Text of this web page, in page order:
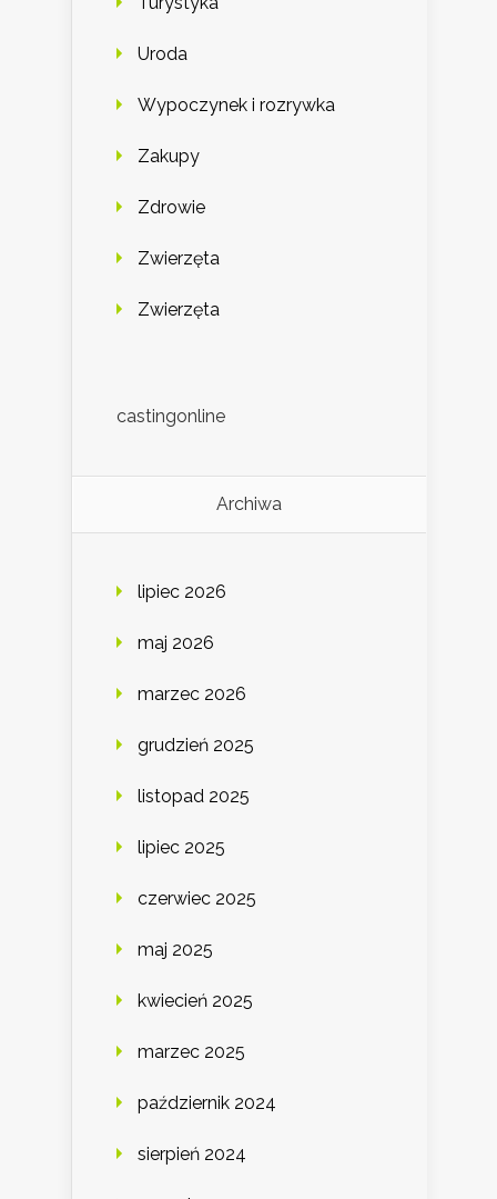
Uroda
Wypoczynek i rozrywka
Zakupy
Zdrowie
Zwierzęta
Zwierzęta
castingonline
Archiwa
lipiec 2026
maj 2026
marzec 2026
grudzień 2025
listopad 2025
lipiec 2025
czerwiec 2025
maj 2025
kwiecień 2025
marzec 2025
październik 2024
sierpień 2024